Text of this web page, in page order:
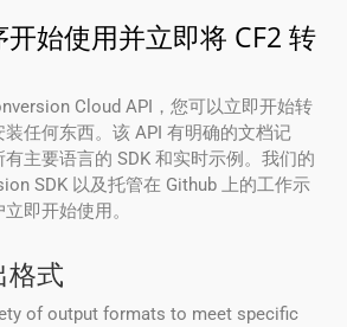
始使用并立即将 CF2 转
Cloud API，您可以立即开始转
任何东西。该 API 有明确的文档记
主要语言的 SDK 和实时示例。我们的
SDK 以及托管在 Github 上的工作示
即开始使用。
格式
of output formats to meet specific